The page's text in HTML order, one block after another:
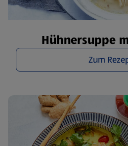
Hühnersuppe
Zum